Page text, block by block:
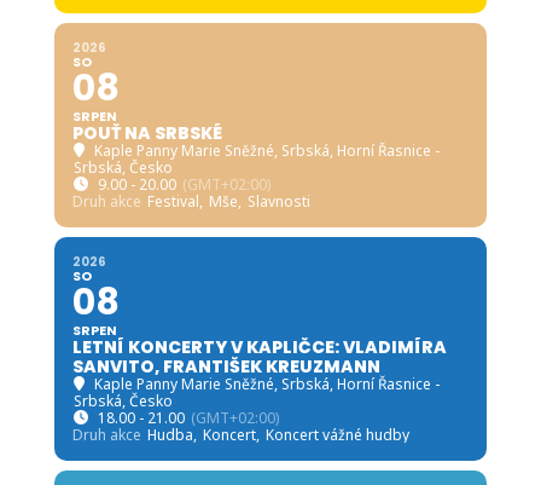
2026
SO
08
SRPEN
POUŤ NA SRBSKÉ
Kaple Panny Marie Sněžné, Srbská, Horní Řasnice -
Srbská, Česko
9.00 - 20.00 (GMT+02:00)
Druh akce Festival, Mše, Slavnosti
2026
SO
08
SRPEN
LETNÍ KONCERTY V KAPLIČCE: VLADIMÍRA
SANVITO, FRANTIŠEK KREUZMANN
Kaple Panny Marie Sněžné, Srbská, Horní Řasnice -
Srbská, Česko
18.00 - 21.00 (GMT+02:00)
Druh akce Hudba, Koncert, Koncert vážné hudby